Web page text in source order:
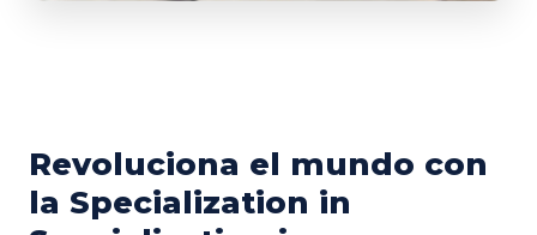
Revoluciona el mundo con
la Specialization in